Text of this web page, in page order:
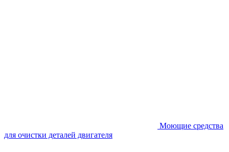
Моющие средства
для очистки деталей двигателя